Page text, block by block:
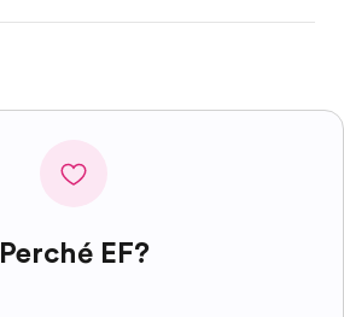
Perché EF?